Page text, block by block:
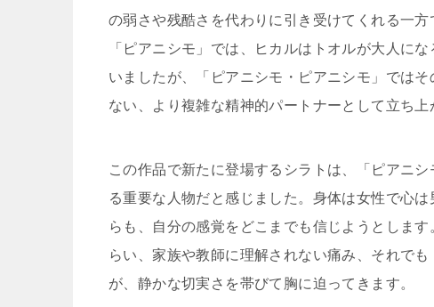
の弱さや残酷さを代わりに引き受けてくれる一
「ピアニシモ」では、ヒカルはトオルが大人に
いましたが、「ピアニシモ・ピアニシモ」では
ない、より複雑な精神的パートナーとして立ち上
この作品で新たに登場するシラトは、「ピアニ
る重要な人物だと感じました。身体は女性で心
らも、自分の感覚をどこまでも信じようとしま
らい、家族や教師に理解されない痛み、それで
が、静かな切実さを帯びて胸に迫ってきます。